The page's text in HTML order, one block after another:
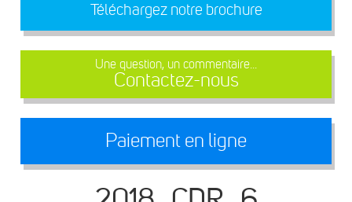
Téléchargez notre brochure
Une question, un commentaire...
Contactez-nous
Paiement en ligne